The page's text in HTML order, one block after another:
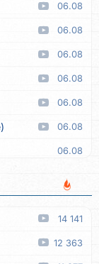
06.08
06.08
06.08
06.08
06.08
06.08
06.08
06.08
06.08
06.08
14 141
12 363